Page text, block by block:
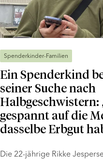
Spenderkinder-Familien
Ein Spenderkind
seiner Suche nach
Halbgeschwistern:
gespannt auf die
dasselbe Erbgut
Die 22-jährige Rikke